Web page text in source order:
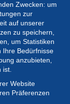
Zwecken: um
zur
auf unserer
zu speichern,
um Statistiken
Ihre Bedürfnisse
anzubieten,
Website
Präferenzen